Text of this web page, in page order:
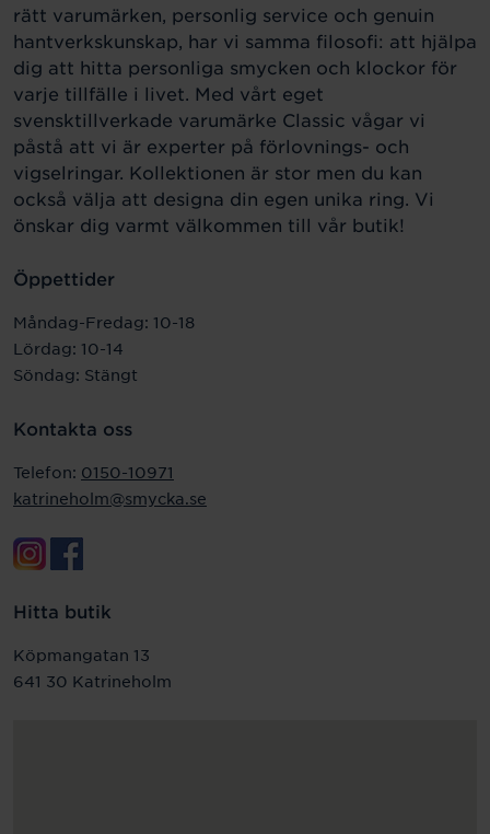
rätt varumärken, personlig service och genuin
hantverkskunskap, har vi samma filosofi: att hjälpa
dig att hitta personliga smycken och klockor för
varje tillfälle i livet. Med vårt eget
svensktillverkade varumärke Classic vågar vi
påstå att vi är experter på förlovnings- och
vigselringar. Kollektionen är stor men du kan
också välja att designa din egen unika ring. Vi
önskar dig varmt välkommen till vår butik!
Öppettider
Måndag-Fredag: 10-18
Lördag: 10-14
Söndag: Stängt
Kontakta oss
Telefon: 0150-10971
katrineholm@smycka.se
Hitta butik
Köpmangatan 13
641 30 Katrineholm